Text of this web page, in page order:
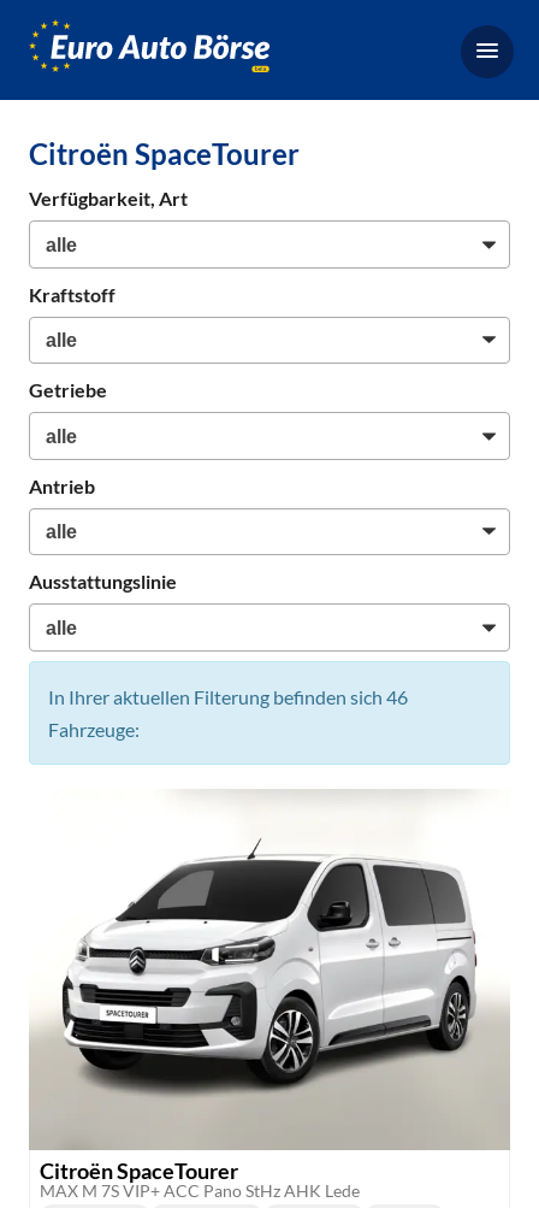
Börse,
für
Neuwagen
Citroën SpaceTourer
Verfügbarkeit, Art
Kraftstoff
Getriebe
Antrieb
Ausstattungslinie
In Ihrer aktuellen Filterung befinden sich 46
Fahrzeuge:
Citroën SpaceTourer
MAX M 7S VIP+ ACC Pano StHz AHK Lede